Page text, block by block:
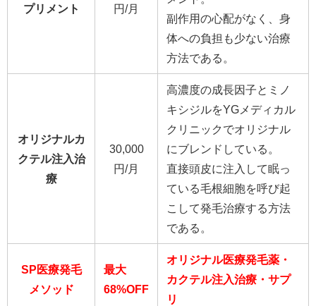
プリメント 円/月
副作用の心配がなく、身
体への負担も少ない治療
方法である。
オリジナルカ
クテル注入治
療
30,000
円/月
高濃度の成長因子とミノ
キシジルをYGメディカル
クリニックでオリジナル
にブレンドしている。
直接頭皮に注入して眠っ
ている毛根細胞を呼び起
こして発毛治療する方法
である。
SP医療発毛
メソッド
最大
68%OFF
オリジナル医療発毛薬・
カクテル注入治療・サプ
リ